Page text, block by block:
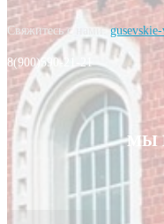
Свяжитесь с нами:
8(900)590-21-21
МЫ